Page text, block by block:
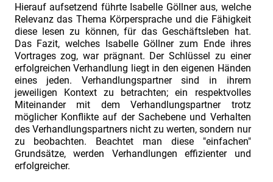
Hierauf aufsetzend führte Isabelle Göllner aus, welche
Relevanz das Thema Körpersprache und die Fähigkeit
diese lesen zu können, für das Geschäftsleben hat.
Das Fazit, welches Isabelle Göllner zum Ende ihres
Vortrages zog, war prägnant. Der Schlüssel zu einer
erfolgreichen Verhandlung liegt in den eigenen Händen
eines jeden. Verhandlungspartner sind in ihrem
jeweiligen Kontext zu betrachten; ein respektvolles
Miteinander mit dem Verhandlungspartner trotz
möglicher Konflikte auf der Sachebene und Verhalten
des Verhandlungspartners nicht zu werten, sondern nur
zu beobachten. Beachtet man diese "einfachen"
Grundsätze, werden Verhandlungen effizienter und
erfolgreicher.
25.08.2022
INDUSTRIEFOKUS
2023
INDUSTRIEFOKUS
2024
INDUSTRIEFOKUS
2025
INDUSTRIEFOKUS
2026
1155PM